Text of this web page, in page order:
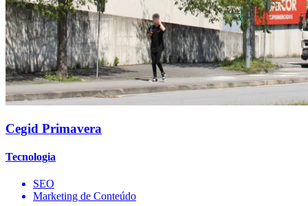
Cegid Primavera
Tecnologia
SEO
Marketing de Conteúdo